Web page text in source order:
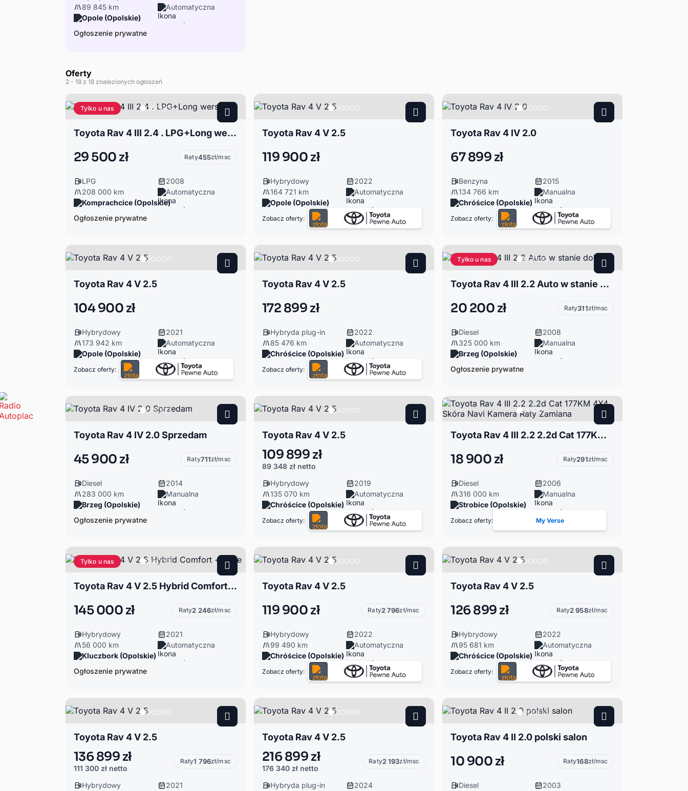
89 845 km
Automatyczna
Opole (Opolskie)
Ogłoszenie prywatne
Oferty
2 - 18 z 18 znalezionych ogłoszeń
Tylko u nas
Toyota Rav 4 III 2.4 . LPG+Long wersja.
29 500 zł Raty455zł/msc
LPG
2008
208 000 km
Automatyczna
Komprachcice (Opolskie)
Ogłoszenie prywatne
Toyota Rav 4 V 2.5
119 900 zł
Hybrydowy
2022
164 721 km
Automatyczna
Opole (Opolskie)
Zobacz oferty:
Toyota Rav 4 IV 2.0
67 899 zł
Benzyna
2015
134 766 km
Manualna
Chróścice (Opolskie)
Zobacz oferty:
Toyota Rav 4 V 2.5
104 900 zł
Hybrydowy
2021
173 942 km
Automatyczna
Opole (Opolskie)
Zobacz oferty:
Toyota Rav 4 V 2.5
172 899 zł
Hybryda plug-in
2022
85 476 km
Automatyczna
Chróścice (Opolskie)
Zobacz oferty:
Tylko u nas
Toyota Rav 4 III 2.2 Auto w stanie dobrym
20 200 zł Raty311zł/msc
Diesel
2008
325 000 km
Manualna
Brzeg (Opolskie)
Ogłoszenie prywatne
Toyota Rav 4 IV 2.0 Sprzedam
45 900 zł Raty711zł/msc
Diesel
2014
283 000 km
Manualna
Brzeg (Opolskie)
Ogłoszenie prywatne
Toyota Rav 4 V 2.5
109 899 zł
89 348 zł netto
Hybrydowy
2019
135 070 km
Automatyczna
Chróścice (Opolskie)
Zobacz oferty:
Toyota Rav 4 III 2.2 2.2d Cat 177KM 4X4 Skóra Navi Kamera Raty Zamiana
18 900 zł Raty291zł/msc
Diesel
2006
316 000 km
Manualna
Strobice (Opolskie)
Zobacz oferty: My Verse
Tylko u nas
Toyota Rav 4 V 2.5 Hybrid Comfort + Style
145 000 zł Raty2 246zł/msc
Hybrydowy
2021
56 000 km
Automatyczna
Kluczbork (Opolskie)
Ogłoszenie prywatne
Toyota Rav 4 V 2.5
119 900 zł Raty2 796zł/msc
Hybrydowy
2022
99 490 km
Automatyczna
Chróścice (Opolskie)
Zobacz oferty:
Toyota Rav 4 V 2.5
126 899 zł Raty2 958zł/msc
Hybrydowy
2022
95 681 km
Automatyczna
Chróścice (Opolskie)
Zobacz oferty:
Toyota Rav 4 V 2.5
136 899 zł
111 300 zł netto
Raty1 796zł/msc
Hybrydowy
2021
Toyota Rav 4 V 2.5
216 899 zł
176 340 zł netto
Raty2 193zł/msc
Hybryda plug-in
2024
Toyota Rav 4 II 2.0 polski salon
10 900 zł Raty168zł/msc
Diesel
2003